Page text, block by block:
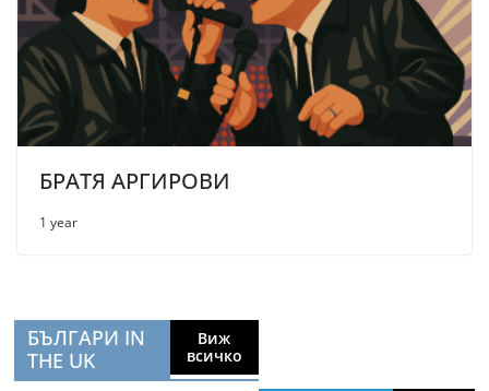
БРАТЯ АРГИРОВИ
1 year
БЪЛГАРИ IN
THE UK
Виж
всичко